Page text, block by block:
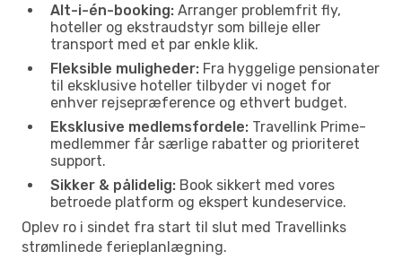
Alt-i-én-booking: Arranger problemfrit fly,
hoteller og ekstraudstyr som billeje eller
transport med et par enkle klik.
Fleksible muligheder: Fra hyggelige pensionater
til eksklusive hoteller tilbyder vi noget for
enhver rejsepræference og ethvert budget.
Eksklusive medlemsfordele: Travellink Prime-
medlemmer får særlige rabatter og prioriteret
support.
Sikker & pålidelig: Book sikkert med vores
betroede platform og ekspert kundeservice.
Oplev ro i sindet fra start til slut med Travellinks
strømlinede ferieplanlægning.